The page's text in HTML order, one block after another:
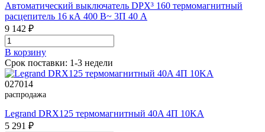
Автоматический выключатель DPX³ 160 термомагнитный
расцепитель 16 кА 400 В~ 3П 40 А
9 142 ₽
В корзинy
Срок поставки: 1-3 недели
027014
распродажа
Legrand DRX125 термомагнитный 40A 4П 10KA
5 291 ₽